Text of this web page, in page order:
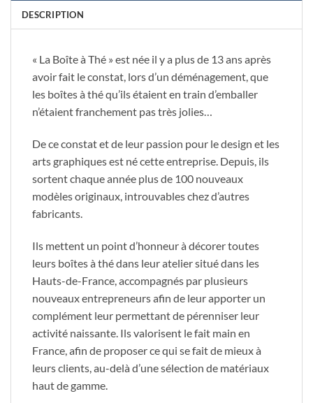
DESCRIPTION
« La Boîte à Thé » est née il y a plus de 13 ans après
avoir fait le constat, lors d’un déménagement, que
les boîtes à thé qu’ils étaient en train d’emballer
n’étaient franchement pas très jolies…
De ce constat et de leur passion pour le design et les
arts graphiques est né cette entreprise. Depuis, ils
sortent chaque année plus de 100 nouveaux
modèles originaux, introuvables chez d’autres
fabricants.
Ils mettent un point d’honneur à décorer toutes
leurs boîtes à thé dans leur atelier situé dans les
Hauts-de-France, accompagnés par plusieurs
nouveaux entrepreneurs afin de leur apporter un
complément leur permettant de pérenniser leur
activité naissante. Ils valorisent le fait main en
France, afin de proposer ce qui se fait de mieux à
leurs clients, au-delà d’une sélection de matériaux
haut de gamme.